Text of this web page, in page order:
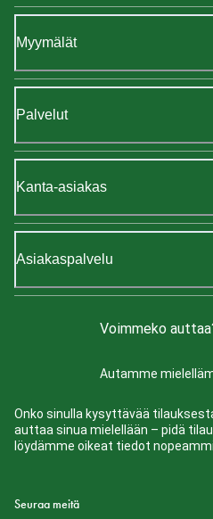
Myymälät
Palvelut
Kanta-asiakas
Asiakaspalvelu
Voimmeko
Autamme
Onko sinulla kysyttävää
auttaa sinua mielellään – pidä
löydämme oikeat tiedot
Seuraa meitä